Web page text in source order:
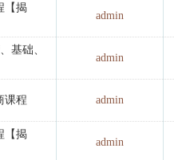
【揭
admin
基础、
admin
课程 admin
【揭
admin